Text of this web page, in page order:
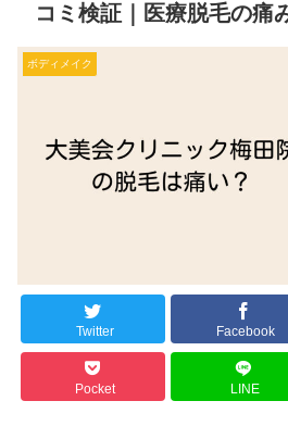
コミ検証｜医療脱毛の痛
ボディメイク
Twitter Facebook
Pocket LINE